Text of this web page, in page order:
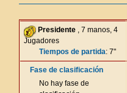
Presidente , 7 manos, 4
Jugadores
Tiempos de partida: 7"
Fase de clasificación
No hay fase de